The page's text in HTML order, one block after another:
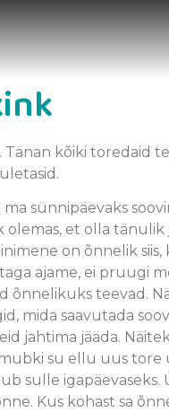
kõiki toredaid
sünnipäevaks
olemas, et olla
on õnnelik
ajame, ei pruugi
õnnelikuks teevad.
mida saavutada
jahtima jääda.
su ellu uus tore
sulle
Kus kohast sa